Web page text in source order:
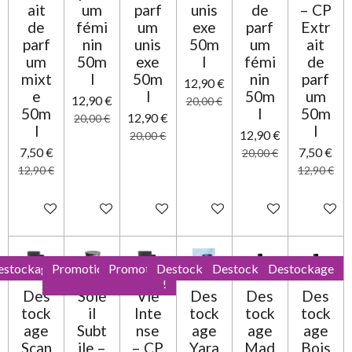
ait
de
parf
um
mixt
e
50m
l
7,50 €
12,90 €
Ajouter au panier
um
fémi
nin
50m
l
12,90 €
20,00 €
Ajouter au panier
parf
um
unis
exe
50m
l
12,90 €
20,00 €
Ajouter au panier
unis
exe
50m
l
12,90 €
20,00 €
Ajouter au panier
de
parf
um
fémi
nin
50m
l
12,90 €
20,00 €
Ajouter au panier
– CP
Extr
ait
de
parf
um
50m
l
7,50 €
12,90 €
Ajouter
Des
tock
age
Scan
Promotion
Sole
il
Subt
ile –
Promotion
!
Vie
Inte
nse
– CP
Destockage
Des
tock
age
Yara
Destockage
Des
tock
age
Mad
Destockage
Des
tock
age
Bois